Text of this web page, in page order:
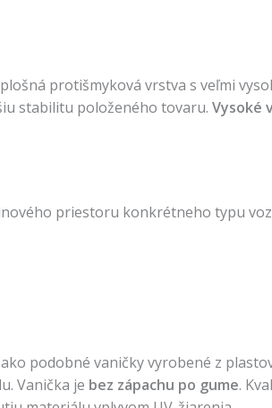
protišmyková vrstva s veľmi
stabilitu položeného tovaru. Vysoké
priestoru konkrétneho typu
podobné vaničky vyrobené z
Vanička je bez zápachu po gume.